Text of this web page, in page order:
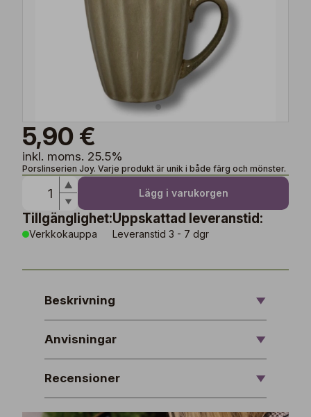
5,90 €
inkl. moms. 25.5%
Porslinserien Joy. Varje produkt är unik i både färg och mönster.
Lägg i varukorgen
Tillgänglighet:
Verkkokauppa
Uppskattad leveranstid:
Leveranstid 3 - 7 dgr
Beskrivning
Anvisningar
Recensioner